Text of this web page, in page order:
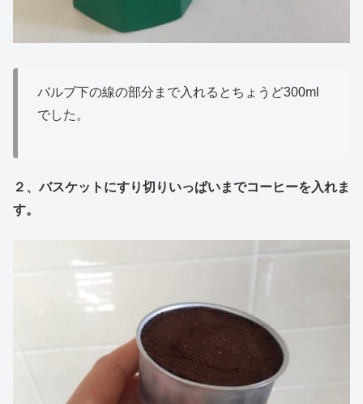
バルブ下の線の部分まで入れるとちょうど300ml
でした。
２、バスケットにすり切りいっぱいまでコーヒーを入れま
す。